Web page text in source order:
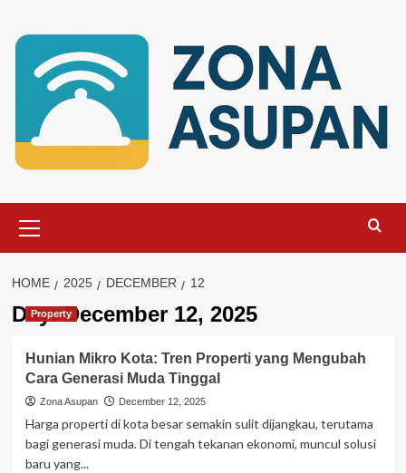
Menu
HOME 2025 DECEMBER 12
Day:December 12, 2025
Property
Hunian Mikro Kota: Tren Properti yang Mengubah
Cara Generasi Muda Tinggal
Zona Asupan December 12, 2025
Harga properti di kota besar semakin sulit dijangkau, terutama
bagi generasi muda. Di tengah tekanan ekonomi, muncul solusi
baru yang...